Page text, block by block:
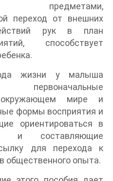
предметами,
переход от внешних
рук в план
способствует
жизни у малыша
мире и
формы восприятия и
ориентироваться в
и составляющие
для перехода к
общественного опыта.